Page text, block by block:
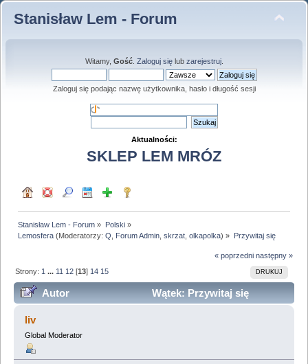
Stanisław Lem - Forum
Witamy, Gość. Zaloguj sięlub zarejestruj.
Zaloguj się podając nazwę użytkownika, hasło i długość sesji
Aktualności:
SKLEP LEM MRÓZ
Stanisław Lem - Forum » Polski»
Lemosfera (Moderatorzy:Q Forum Admin ,skrzat ,olkapolka) » Przywitaj się
« poprzedni następny »
DRUKUJ
Strony: 1 ... 11 12 [13] 14 15
Autor
Wątek: Przywitaj się
(Przeczytany 769558 razy)
liv
Global Moderator